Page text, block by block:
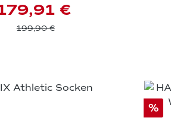
€
199,90 €
%